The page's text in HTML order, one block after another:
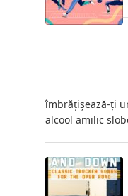
îmbrățișează-ți
alcool amilic